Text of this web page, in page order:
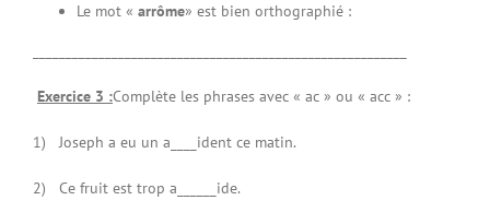
Le mot « arrôme» est bien orthographié :
Exercice 3 :Complète les phrases avec « ac » ou « acc » :
1) Joseph a eu un a____ident ce matin.
2) Ce fruit est trop a______ide.